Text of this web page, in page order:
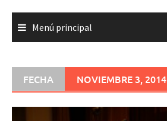
Menú principal
FECHA NOVIEMBRE 3, 2014